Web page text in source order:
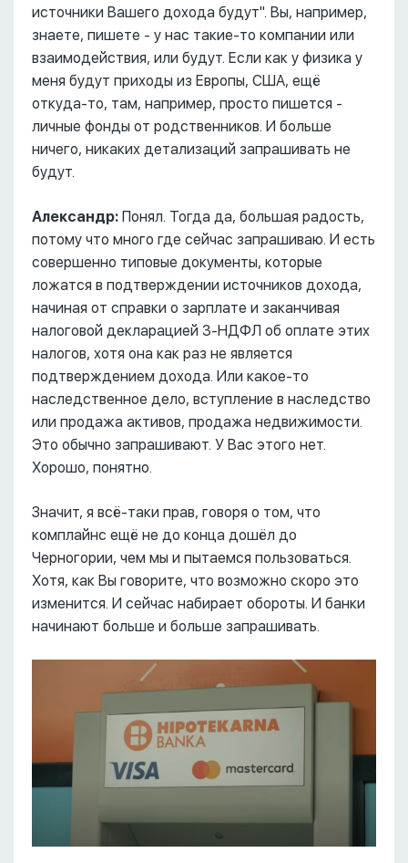
источники Вашего дохода будут". Вы, например,
знаете, пишете - у нас такие-то компании или
взаимодействия, или будут. Если как у физика у
меня будут приходы из Европы, США, ещё
откуда-то, там, например, просто пишется -
личные фонды от родственников. И больше
ничего, никаких детализаций запрашивать не
будут.
Александр: Понял. Тогда да, большая радость,
потому что много где сейчас запрашиваю. И есть
совершенно типовые документы, которые
ложатся в подтверждении источников дохода,
начиная от справки о зарплате и заканчивая
налоговой декларацией 3-НДФЛ об оплате этих
налогов, хотя она как раз не является
подтверждением дохода. Или какое-то
наследственное дело, вступление в наследство
или продажа активов, продажа недвижимости.
Это обычно запрашивают. У Вас этого нет.
Хорошо, понятно.
Значит, я всё-таки прав, говоря о том, что
комплайнс ещё не до конца дошёл до
Черногории, чем мы и пытаемся пользоваться.
Хотя, как Вы говорите, что возможно скоро это
изменится. И сейчас набирает обороты. И банки
начинают больше и больше запрашивать.